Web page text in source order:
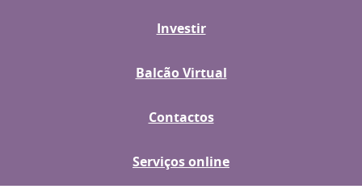
Investir
Balcão Virtual
Contactos
Serviços online